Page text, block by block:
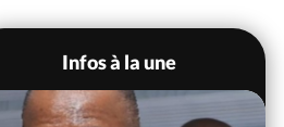
Infos à la une